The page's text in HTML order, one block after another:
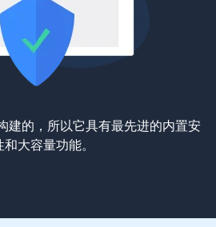
的，所以它具有最先进的内置安
大容量功能。